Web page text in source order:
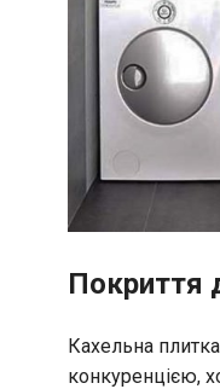
Покриття
Кахельна
конкуренцією,